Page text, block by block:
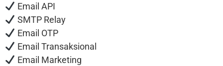
Email API
SMTP Relay
Email OTP
Email Transaksional
Email Marketing